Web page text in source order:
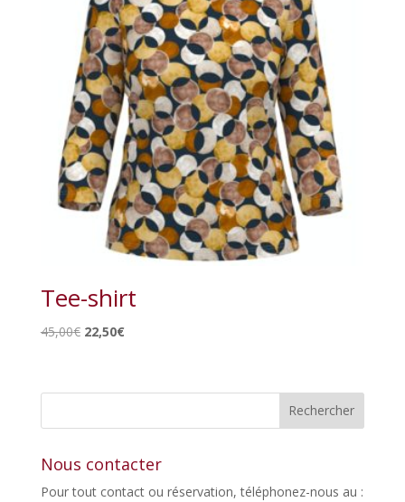
Tee-shirt
45,00€ Le
était :
22,50€Le
est :
Nous contacter
Pour tout contact ou réservation, téléphonez-nous au :